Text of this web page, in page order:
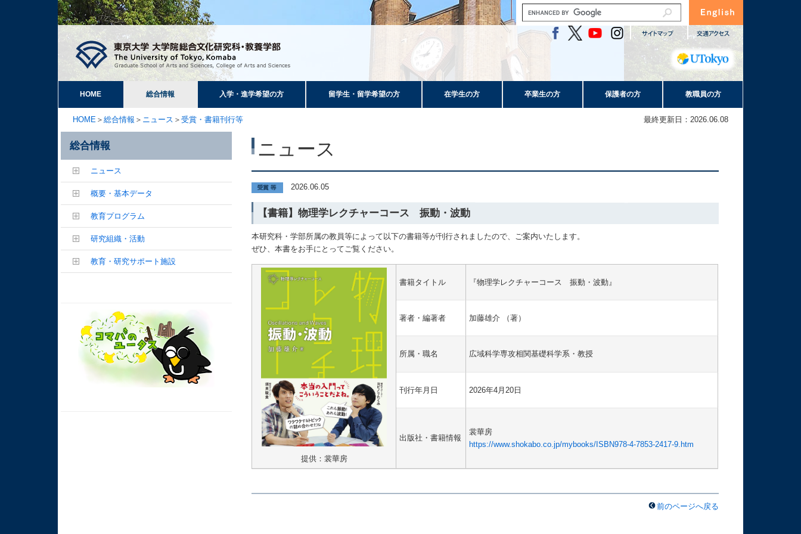
HOME 総合情報 入学・進学希望の方 留学生・留学希望の方 在学生の方 卒業生の方 保護者の方 教職員の方
HOME ＞ 総合情報 ＞ ニュース ＞ 受賞・書籍刊行等 最終更新日：2026.06.08
ニュース
2026.06.05
【書籍】物理学レクチャーコース 振動・波動
本研究科・学部所属の教員等によって以下の書籍等が刊行されましたので、ご案内いたします。
ぜひ、本書をお手にとってご覧ください。
提供：裳華房
書籍タイトル 『物理学レクチャーコース 振動・波動』
著者・編著者 加藤雄介 （著）
所属・職名 広域科学専攻相関基礎科学系・教授
刊行年月日 2026年4月20日
出版社・書籍情報
裳華房
https://www.shokabo.co.jp/mybooks/ISBN978-4-7853-2417-9.htm
前のページへ戻る
総合情報
ニュース
概要・基本データ
教育プログラム
研究組織・活動
教育・研究サポート施設